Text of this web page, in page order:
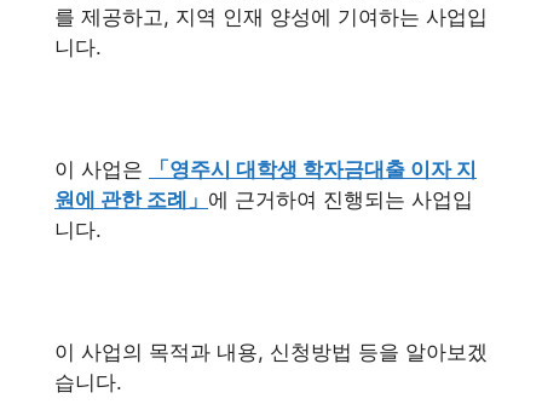
를 제공하고, 지역 인재 양성에 기여하는 사업입
니다.
이 사업은
「영주시 대학생 학자금대출 이자 지
원에 관한 조례」 에 근거하여 진행되는 사업입
니다.
이 사업의 목적과 내용, 신청방법 등을 알아보겠
습니다.